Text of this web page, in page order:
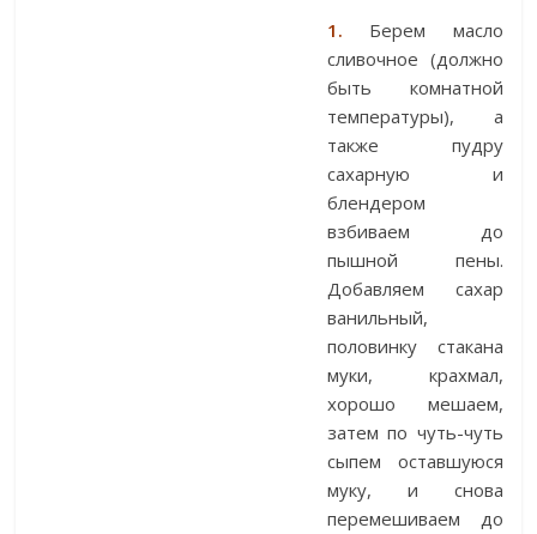
1. Берем масло
сливочное (должно
быть комнатной
температуры), а
также пудру
сахарную и
блендером
взбиваем до
пышной пены.
Добавляем сахар
ванильный,
половинку стакана
муки, крахмал,
хорошо мешаем,
затем по чуть-чуть
сыпем оставшуюся
муку, и снова
перемешиваем до